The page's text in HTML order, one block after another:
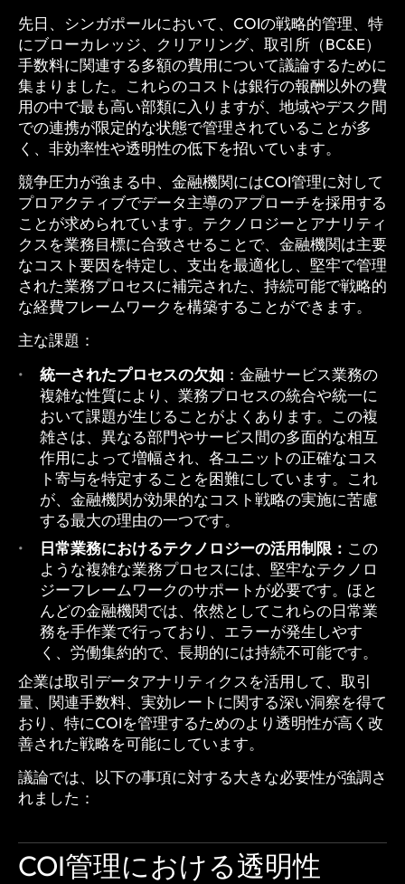
先日、シンガポールにおいて、COIの戦略的管理、特
にブローカレッジ、クリアリング、取引所（BC&E）
手数料に関連する多額の費用について議論するために
集まりました。これらのコストは銀行の報酬以外の費
用の中で最も高い部類に入りますが、地域やデスク間
での連携が限定的な状態で管理されていることが多
く、非効率性や透明性の低下を招いています。
競争圧力が強まる中、金融機関にはCOI管理に対して
プロアクティブでデータ主導のアプローチを採用する
ことが求められています。テクノロジーとアナリティ
クスを業務目標に合致させることで、金融機関は主要
なコスト要因を特定し、支出を最適化し、堅牢で管理
された業務プロセスに補完された、持続可能で戦略的
な経費フレームワークを構築することができます。
主な課題：
統一されたプロセスの欠如 ：金融サービス業務の
複雑な性質により、業務プロセスの統合や統一に
おいて課題が生じることがよくあります。この複
雑さは、異なる部門やサービス間の多面的な相互
作用によって増幅され、各ユニットの正確なコス
ト寄与を特定することを困難にしています。これ
が、金融機関が効果的なコスト戦略の実施に苦慮
する最大の理由の一つです。
日常業務におけるテクノロジーの活用制限： この
ような複雑な業務プロセスには、堅牢なテクノロ
ジーフレームワークのサポートが必要です。ほと
んどの金融機関では、依然としてこれらの日常業
務を手作業で行っており、エラーが発生しやす
く、労働集約的で、長期的には持続不可能です。
企業は取引データアナリティクスを活用して、取引
量、関連手数料、実効レートに関する深い洞察を得て
おり、特にCOIを管理するためのより透明性が高く改
善された戦略を可能にしています。
議論では、以下の事項に対する大きな必要性が強調さ
れました：
COI管理における透明性